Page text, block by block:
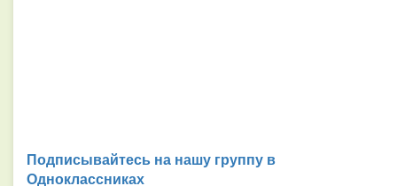
Подписывайтесь на нашу группу в
Одноклассниках